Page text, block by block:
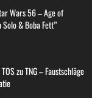
Wars 56 – Age of
& Boba Fett”
zu TNG – Faustschläge